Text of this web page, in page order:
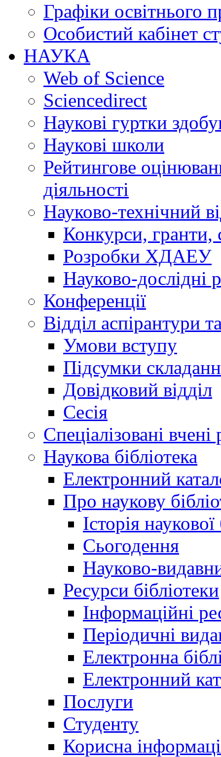
Графіки освітнього
Особистий кабінет
НАУКА
Web of Science
Sciencedirect
Наукові гуртки
Наукові школи
Рейтингове
діяльності
Науково-технічний
Конкурси, гранти,
Розробки ХДАЕУ
Науково-дослідні
Конференції
Відділ аспірантури
Умови вступу
Підсумки
Довідковий відділ
Сесія
Спеціалізовані вчені
Наукова бібліотека
Електронний
Про наукову
Історія
Сьогодення
Науково-
Ресурси бібліотеки
Інформаційні
Періодичні
Електронна
Електронний
Послуги
Студенту
Корисна